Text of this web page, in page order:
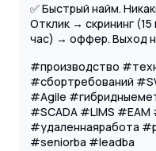
✅ Быстрый найм.
Отклик → скрининг
час) → оффер. Выход
#производство
#сбортребований
#Agile
#SCADA #LIMS
#удаленнаяработа
#seniorba #leadba